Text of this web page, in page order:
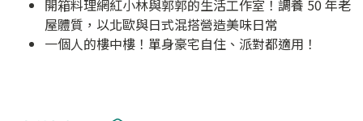
開箱料理網紅小林與郭郭的生活工作室！調養 50 年老
屋體質，以北歐與日式混搭營造美味日常
一個人的樓中樓！單身豪宅自住、派對都適用！